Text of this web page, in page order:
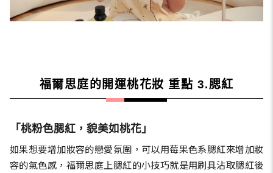
福爾思庭的開運桃花妝 重點 3.腮紅
「桃粉色腮紅，貌美如桃花」
如果想要增加妝容的戀愛氛圍，可以用莓果色系腮紅來增加妝
容的氣色感，福爾思庭上腮紅的小技巧就是用刷具沾取腮紅後